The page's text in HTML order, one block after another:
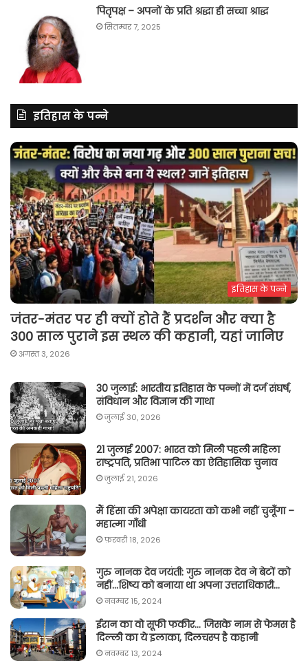
पितृपक्ष – अपनों के प्रति श्रद्धा ही सच्चा श्राद्ध
सितम्बर 7, 2025
इतिहास के पन्ने
इतिहास के पन्ने
जंतर-मंतर पर ही क्यों होते हैं प्रदर्शन और क्या है
300 साल पुराने इस स्थल की कहानी, यहां जानिए
अगस्त 3, 2026
30 जुलाई: भारतीय इतिहास के पन्नों में दर्ज संघर्ष,
संविधान और विज्ञान की गाथा
जुलाई 30, 2026
21 जुलाई 2007: भारत को मिली पहली महिला
राष्ट्रपति, प्रतिभा पाटिल का ऐतिहासिक चुनाव
जुलाई 21, 2026
मैं हिंसा की अपेक्षा कायरता को कभी नहीं चुनूँगा –
महात्मा गाँधी
फ़रवरी 18, 2026
गुरु नानक देव जयंती: गुरु नानक देव ने बेटों को
नहीं…शिष्य को बनाया था अपना उत्तराधिकारी…
नवम्बर 15, 2024
ईरान का वो सूफी फकीर… जिसके नाम से फेमस है
दिल्ली का ये इलाका, दिलचस्प है कहानी
नवम्बर 13, 2024